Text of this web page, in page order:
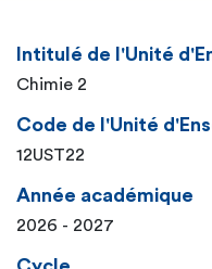
Intitulé de l'Unité
Chimie 2
Code de l'Unité
12UST22
Année académique
2026 - 2027